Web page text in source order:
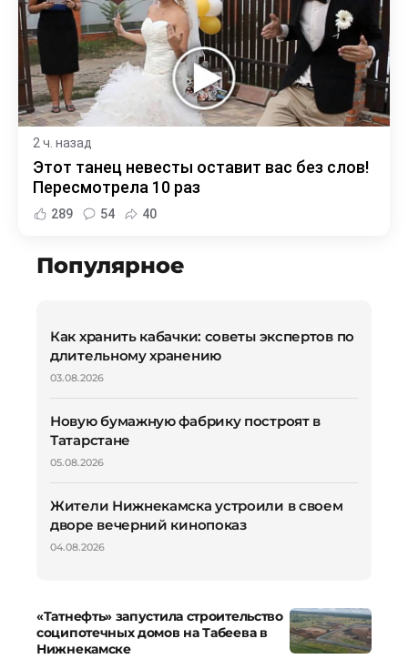
2 ч. назад
Этот танец невесты оставит вас без слов!
Пересмотрела 10 раз
289 54 40
Популярное
Как хранить кабачки: советы экспертов по
длительному хранению
03.08.2026
Новую бумажную фабрику построят в
Татарстане
05.08.2026
Жители Нижнекамска устроили в своем
дворе вечерний кинопоказ
04.08.2026
«Татнефть» запустила строительство
соципотечных домов на Табеева в
Нижнекамске